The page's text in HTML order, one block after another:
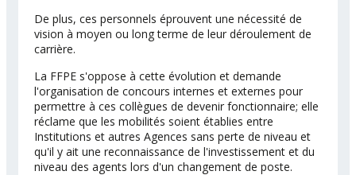
De plus, ces personnels éprouvent une nécessité de
vision à moyen ou long terme de leur déroulement de
carrière.
La FFPE s'oppose à cette évolution et demande
l'organisation de concours internes et externes pour
permettre à ces collègues de devenir fonctionnaire; elle
réclame que les mobilités soient établies entre
Institutions et autres Agences sans perte de niveau et
qu'il y ait une reconnaissance de l'investissement et du
niveau des agents lors d'un changement de poste.